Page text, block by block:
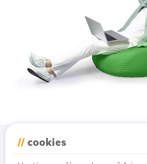
// cookies
Stiahnuť aplikáciu